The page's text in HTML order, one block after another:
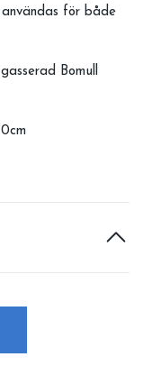
för både
Bomull